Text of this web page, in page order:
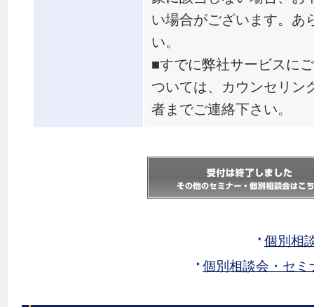
い場合がございます。あ
い。
■すでに弊社サービスに
ついては、カウンセリン
者までご連絡下さい。
個別相
個別相談会・セミ